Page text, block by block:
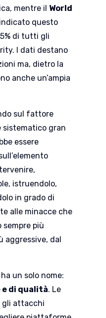
mentre il World
questo
di tutti gli
I dati destano
ma, dietro la
anche un’ampia
sul fattore
sistematico gran
essere
istruendolo,
in grado di
alle minacce che
sempre più
aggressive, dal
un solo nome:
di qualità. Le
gli attacchi